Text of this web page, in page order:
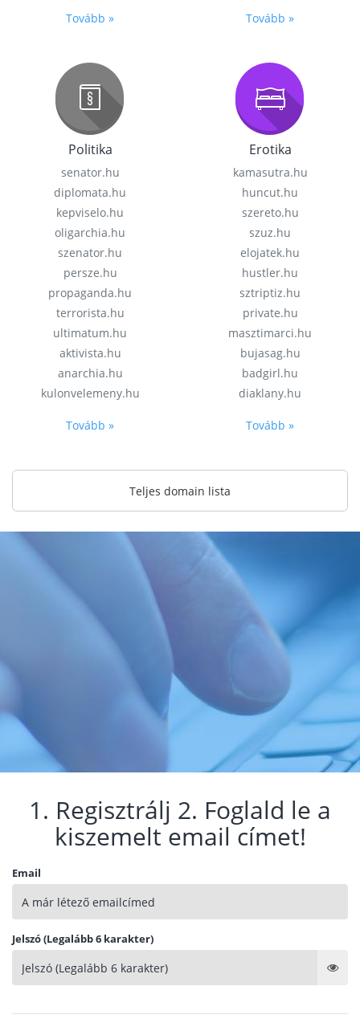
Tovább » Tovább »
Politika
senator.hu
diplomata.hu
kepviselo.hu
oligarchia.hu
szenator.hu
persze.hu
propaganda.hu
terrorista.hu
ultimatum.hu
aktivista.hu
anarchia.hu
kulonvelemeny.hu
Tovább »
Erotika
kamasutra.hu
huncut.hu
szereto.hu
szuz.hu
elojatek.hu
hustler.hu
sztriptiz.hu
private.hu
masztimarci.hu
bujasag.hu
badgirl.hu
diaklany.hu
Tovább »
Teljes domain lista
1. Regisztrálj 2. Foglald le a
kiszemelt email címet!
Email
Jelszó (Legalább 6 karakter)